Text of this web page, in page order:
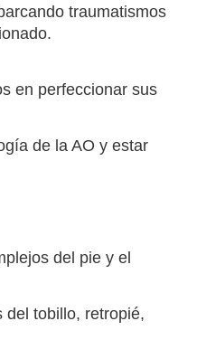
traumatismos
​​en perfeccionar sus
de la AO y estar
del pie y el
del tobillo, retropié,